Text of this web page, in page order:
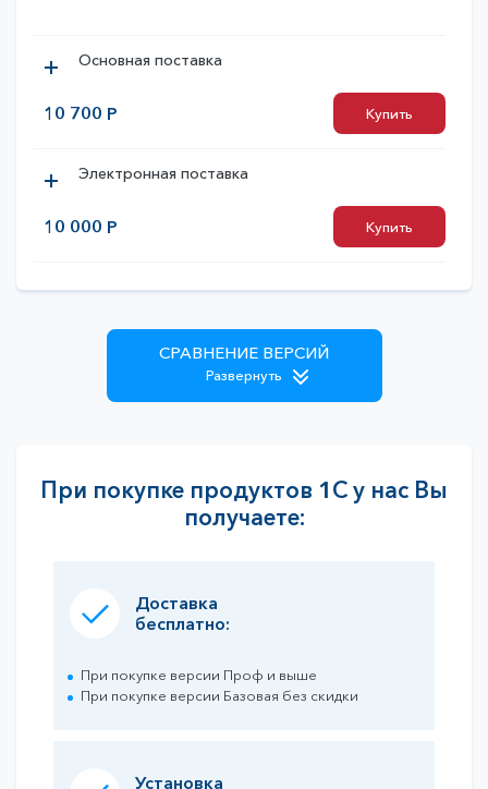
Основная поставка
10 700 Р Купить
Электронная поставка
10 000 Р Купить
СРАВНЕНИЕ ВЕРСИЙ
Развернуть
При покупке продуктов 1С у нас Вы
получаете:
Доставка
бесплатно:
При покупке версии Проф и выше
При покупке версии Базовая без скидки
Установка